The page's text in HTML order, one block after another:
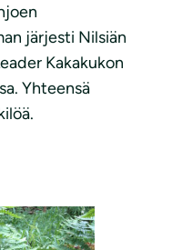
järjesti Nilsiän
Kakakukon
Yhteensä